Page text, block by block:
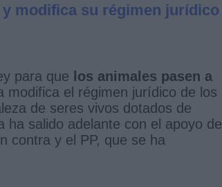
modifica su régimen jurídico
para que los animales pasen a
modifica el régimen jurídico de los
de seres vivos dotados de
ha salido adelante con el apoyo de
contra y el PP, que se ha